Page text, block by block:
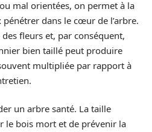
mal orientées, on permet à la
pénétrer dans le cœur de l’arbre.
fleurs et, par conséquent,
bien taillé peut produire
multipliée par rapport à
un arbre santé. La taille
le bois mort et de prévenir la